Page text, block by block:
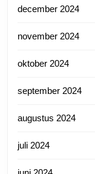
december 2024
november 2024
oktober 2024
september 2024
augustus 2024
juli 2024